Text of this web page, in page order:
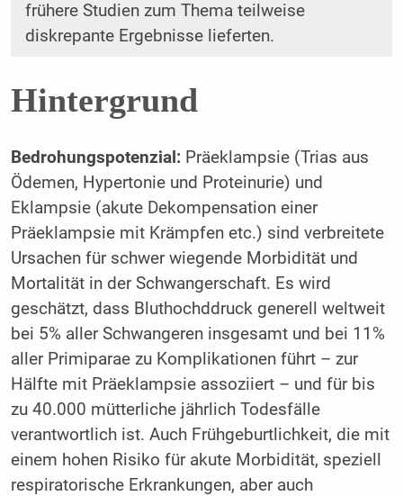
frühere Studien zum Thema teilweise
diskrepante Ergebnisse lieferten.
Hintergrund
Bedrohungspotenzial:Präeklampsie (Trias aus
Ödemen, Hypertonie und Proteinurie) und
Eklampsie (akute Dekompensation einer
Präeklampsie mit Krämpfen etc.) sind verbreitete
Ursachen für schwer wiegende Morbidität und
Mortalität in der Schwangerschaft. Es wird
geschätzt, dass Bluthochddruck generell weltweit
bei 5% aller Schwangeren insgesamt und bei 11%
aller Primiparae zu Komplikationen führt – zur
Hälfte mit Präeklampsie assoziiert – und für bis
zu 40.000 mütterliche jährlich Todesfälle
verantwortlich ist. Auch Frühgeburtlichkeit, die mit
einem hohen Risiko für akute Morbidität, speziell
respiratorische Erkrankungen, aber auch